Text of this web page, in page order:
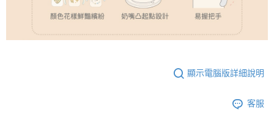
顯示電腦版詳細說明
客服